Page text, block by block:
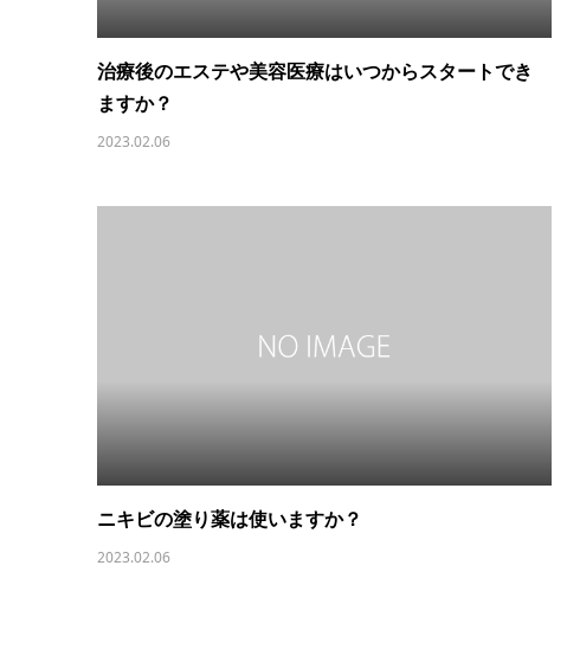
治療後のエステや美容医療はいつからスタートでき
ますか？
2023.02.06
ニキビの塗り薬は使いますか？
2023.02.06